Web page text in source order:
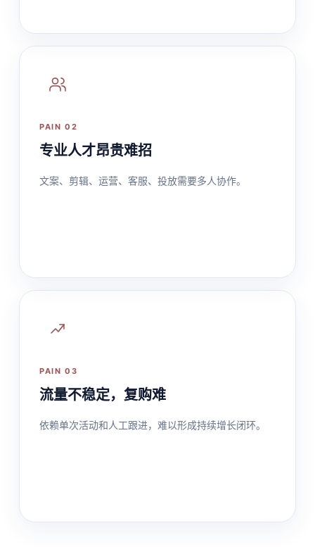
PAIN 02
专业人才昂贵难招
文案、剪辑、运营、客服、投放需要多人协作。
PAIN 03
流量不稳定，复购难
依赖单次活动和人工跟进，难以形成持续增长闭环。